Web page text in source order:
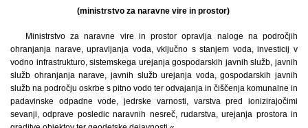
(ministrstvo za naravne vire in prostor)
Ministrstvo za naravne vire in prostor opravlja naloge na področjih
ohranjanja narave, upravljanja voda, vključno s stanjem voda, investicij v
vodno infrastrukturo, sistemskega urejanja gospodarskih javnih služb, javnih
služb ohranjanja narave, javnih služb urejanja voda, gospodarskih javnih
služb na področju oskrbe s pitno vodo ter odvajanja in čiščenja komunalne in
padavinske odpadne vode, jedrske varnosti, varstva pred ionizirajočimi
sevanji, odprave posledic naravnih nesreč, rudarstva, urejanja prostora in